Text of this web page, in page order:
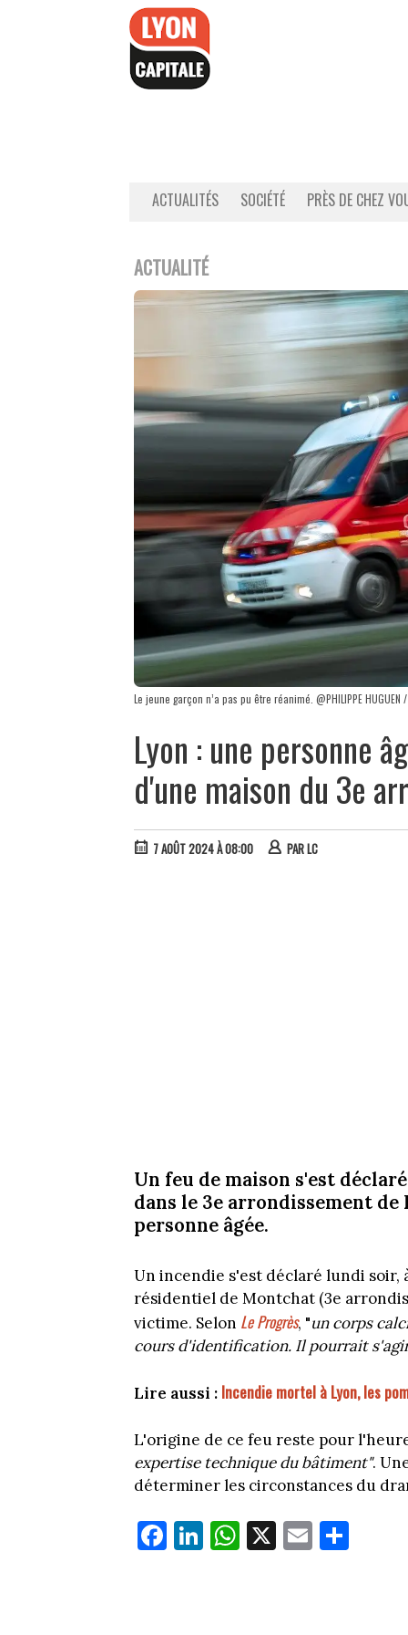
ACTUALITÉS SOCIÉTÉ PRÈS DE CHEZ
ACTUALITÉ
Le jeune garçon n’a pas pu être réanimé. @PHILIPPE HUGUEN /
Lyon : une personne
d'une maison du 3e
7 AOÛT 2024 À 08:00 PARLC
Un feu de maison s'est
dans le 3e arrondissement
personne âgée.
Un incendie s'est déclaré lundi soir,
résidentiel de Montchat (3e
victime. Selon Le Progrès, "un corps
cours d'identification. Il pourrait
Lire aussi : Incendie mortel à Lyon, les
L'origine de ce feu reste pour
expertise technique du bâtiment".
déterminer les circonstances du
Fa
ce
Li
nk
W
ha
X E
m